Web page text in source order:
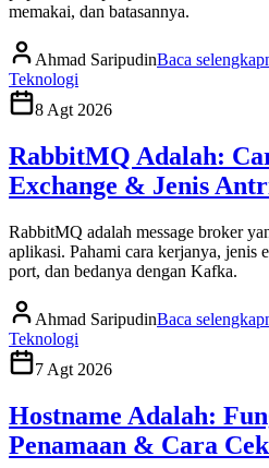
memakai, dan batasannya.
Ahmad SaripudinBaca
Teknologi
8 Agt 2026
RabbitMQ Adalah:
Exchange & Jenis
RabbitMQ adalah message broker
aplikasi. Pahami cara kerjanya, jenis
port, dan bedanya dengan Kafka.
Ahmad SaripudinBaca
Teknologi
7 Agt 2026
Hostname Adalah:
Penamaan & Cara